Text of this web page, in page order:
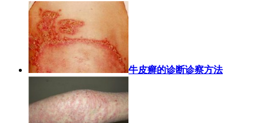
牛皮癣的诊断诊察方法